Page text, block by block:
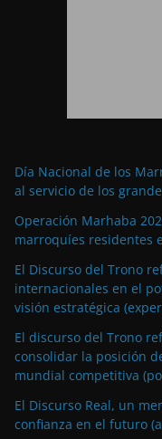
Día Nacional de los
al servicio de los
Operación Marhaba
marroquíes residentes
El Discurso del Trono
internacionales en el
visión estratégica
El discurso del Trono
consolidar la posición
mundial competitiva
El Discurso Real, un
confianza en el futuro